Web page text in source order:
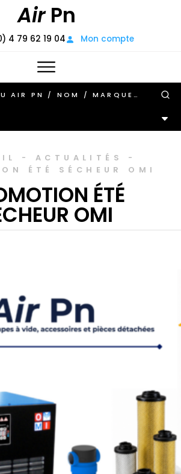
AirPn
4 79 62 19 04 Mon compte
-ACTUALITÉS
-
ÉTÉ SÉCHEUR OMI
ÉTÉ
OMI